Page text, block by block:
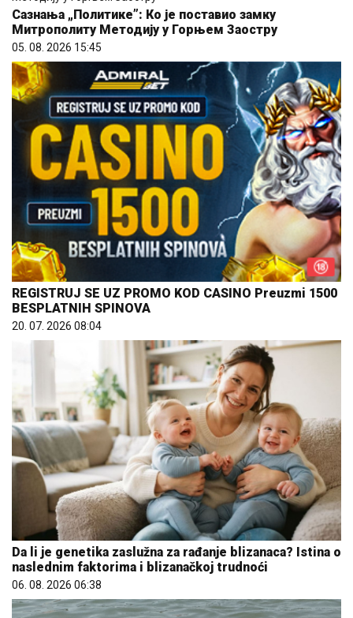
Сазнања „Политике”: Ко је поставио замку
Митрополиту Методију у Горњем Заостру
05. 08. 2026 15:45
REGISTRUJ SE UZ PROMO KOD CASINO Preuzmi 1500
BESPLATNIH SPINOVA
20. 07. 2026 08:04
Da li je genetika zaslužna za rađanje blizanaca? Istina o
naslednim faktorima i blizanačkoj trudnoći
06. 08. 2026 06:38